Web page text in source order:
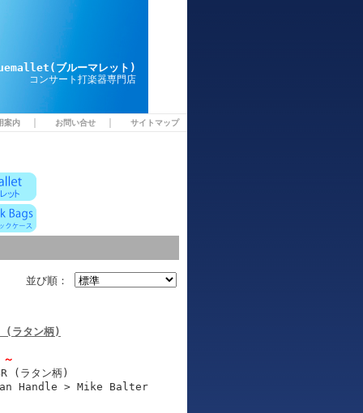
ブルーマレット)
コンサート打楽器専門店
案内 お問い合せ サイトマップ
並び順：
タン柄)
～
(ラタン柄)
Handle > Mike Balter